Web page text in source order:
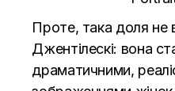
Проте, така доля не
Джентілескі: вона
драматичними,